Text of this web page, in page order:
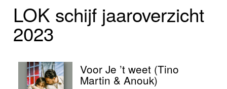
Nieuws
Foto's
Webcam
LOK schijf jaar­over­zicht
2023
Voor Je ’t weet (Tino
Martin & Anouk)